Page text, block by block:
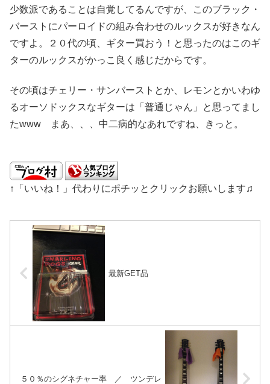
少数派であることは自覚してるんですが、このブラック・
バーストにパーロイドの組み合わせのルックスが好きなん
ですよ。２０代の頃、ギター買おう！と思ったのはこのギ
ターのルックスがかっこ良く感じだからです。
その頃はチェリー・サンバーストとか、レモンとかいわゆ
るオーソドックスなギターは「普通じゃん」と思ってまし
たwww まあ、、、中二病的なあれですね、きっと。
↑「いいね！」代わりにポチッとクリックお願いします♫
最新GET品
５０％のシグネチャー率 ／ ツンデレ